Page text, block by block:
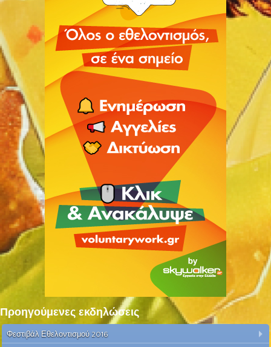
Προηγούμενες εκδηλώσεις
Φεστιβάλ Εθελοντισμού 2016